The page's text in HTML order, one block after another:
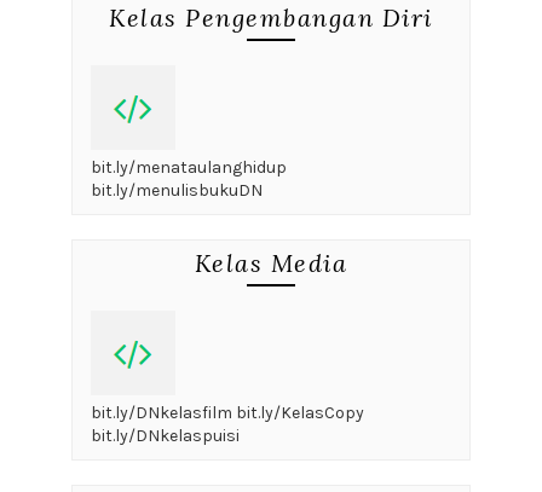
Kelas Pengembangan Diri
bit.ly/menataulanghidup
bit.ly/menulisbukuDN
Kelas Media
bit.ly/DNkelasfilm bit.ly/KelasCopy
bit.ly/DNkelaspuisi